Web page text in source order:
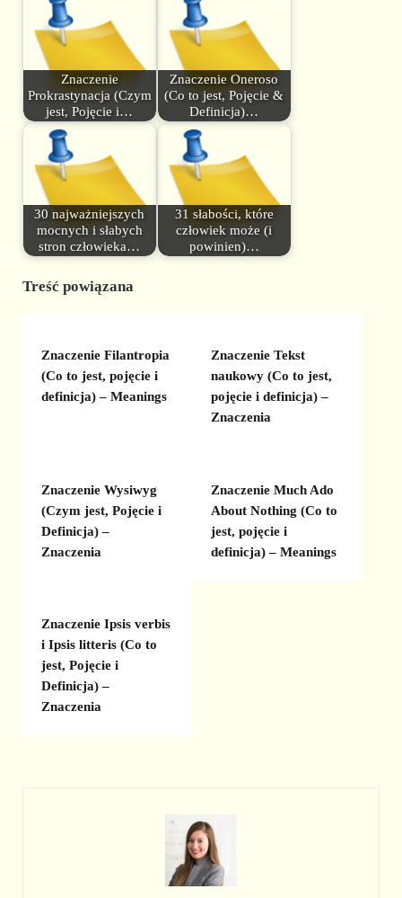
Znaczenie
Prokrastynacja (Czym
jest, Pojęcie i…
Znaczenie Oneroso
(Co to jest, Pojęcie &
Definicja)…
30 najważniejszych
mocnych i słabych
stron człowieka…
31 słabości, które
człowiek może (i
powinien)…
Treść powiązana
Znaczenie Filantropia
(Co to jest, pojęcie i
definicja) – Meanings
Znaczenie Tekst
naukowy (Co to jest,
pojęcie i definicja) –
Znaczenia
Znaczenie Wysiwyg
(Czym jest, Pojęcie i
Definicja) –
Znaczenia
Znaczenie Much Ado
About Nothing (Co to
jest, pojęcie i
definicja) – Meanings
Znaczenie Ipsis verbis
i Ipsis litteris (Co to
jest, Pojęcie i
Definicja) –
Znaczenia